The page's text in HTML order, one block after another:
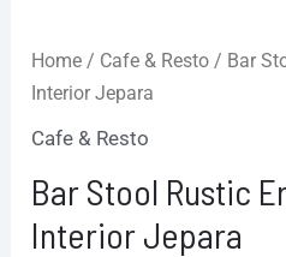
Home / Cafe & Resto / Bar
Interior Jepara
Cafe & Resto
Bar Stool Rustic
Interior Jepara